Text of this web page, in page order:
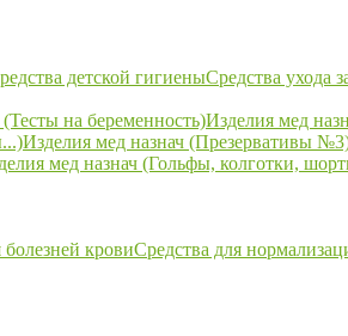
детской гигиеныСредства ухода
на беременность)Изделия мед
Изделия мед назнач (Презервативы
мед назнач (Гольфы, колготки,
кровиСредства для